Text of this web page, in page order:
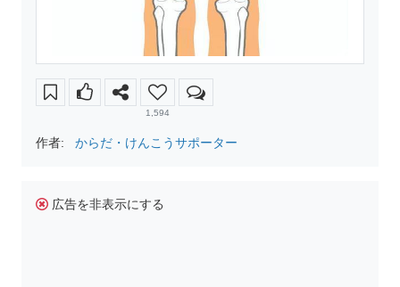
1,594
作者: からだ・けんこうサポーター
広告を非表示にする